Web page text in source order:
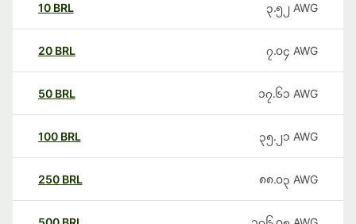
10 BRL ၃.၅၂ AWG
20 BRL ၇.၀၄ AWG
50 BRL ၁၇.၆၁ AWG
100 BRL ၃၅.၂၁ AWG
250 BRL ၈၈.၀၃ AWG